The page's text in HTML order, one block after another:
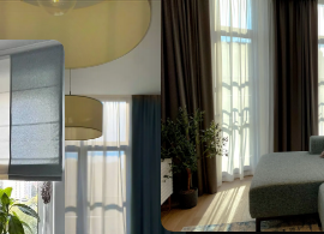
Шторы на заказ в
деталях